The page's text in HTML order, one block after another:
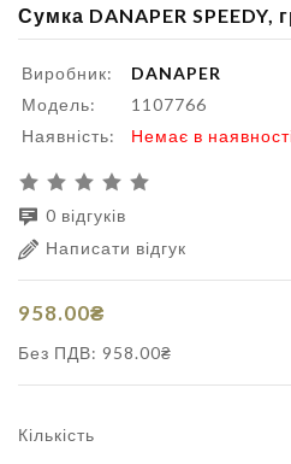
Сумка DANAPER SPEEDY,
Виробник:
DANAPER
Модель:
1107766
Наявність:
Немає в
0 відгуків
Написати відгук
958.00₴
Без ПДВ: 958.00₴
Кількість